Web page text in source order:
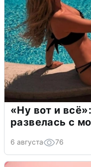
«Ну вот и
развелась с
6 августа 76